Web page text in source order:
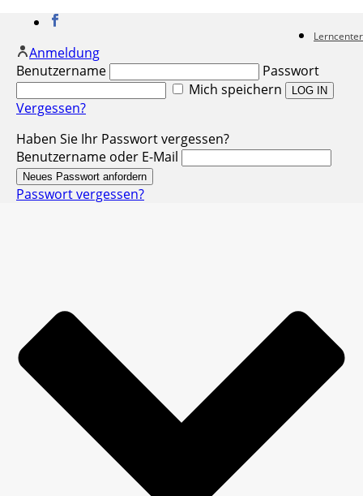
Lerncenter
Anmeldung
Benutzername
Passwort
Mich speichern
Vergessen?
Haben Sie Ihr Passwort vergessen?
Benutzername oder E-Mail
Passwort vergessen?